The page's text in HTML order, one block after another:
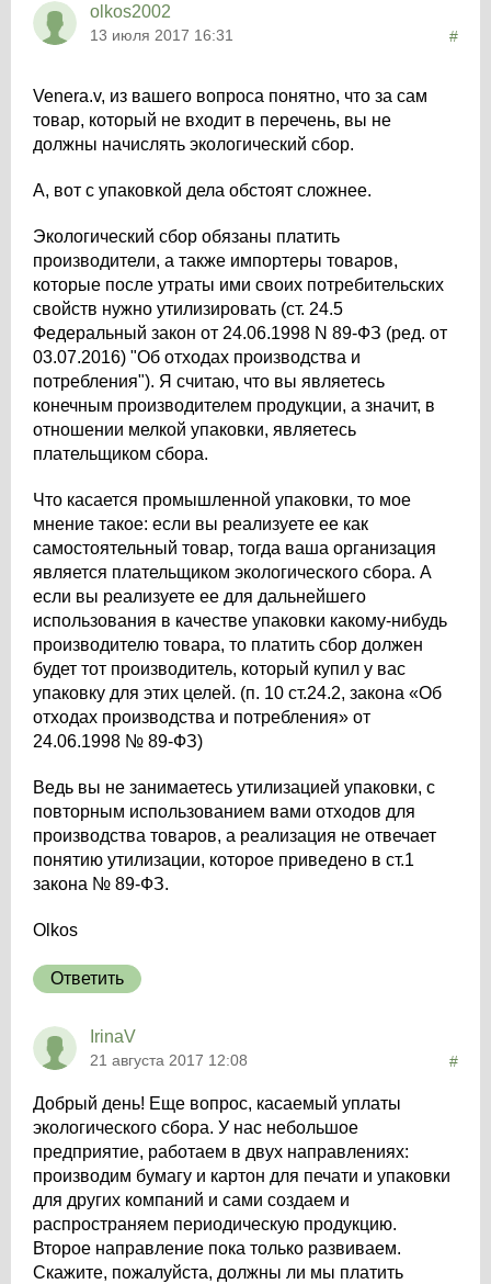
olkos2002
13 июля 2017 16:31 #
Venera.v, из вашего вопроса понятно, что за сам
товар, который не входит в перечень, вы не
должны начислять экологический сбор.
А, вот с упаковкой дела обстоят сложнее.
Экологический сбор обязаны платить
производители, а также импортеры товаров,
которые после утраты ими своих потребительских
свойств нужно утилизировать (ст. 24.5
Федеральный закон от 24.06.1998 N 89-ФЗ (ред. от
03.07.2016) "Об отходах производства и
потребления"). Я считаю, что вы являетесь
конечным производителем продукции, а значит, в
отношении мелкой упаковки, являетесь
плательщиком сбора.
Что касается промышленной упаковки, то мое
мнение такое: если вы реализуете ее как
самостоятельный товар, тогда ваша организация
является плательщиком экологического сбора. А
если вы реализуете ее для дальнейшего
использования в качестве упаковки какому-нибудь
производителю товара, то платить сбор должен
будет тот производитель, который купил у вас
упаковку для этих целей. (п. 10 ст.24.2, закона «Об
отходах производства и потребления» от
24.06.1998 № 89-ФЗ)
Ведь вы не занимаетесь утилизацией упаковки, с
повторным использованием вами отходов для
производства товаров, а реализация не отвечает
понятию утилизации, которое приведено в ст.1
закона № 89-ФЗ.
Olkos
Ответить
IrinaV
21 августа 2017 12:08 #
Добрый день! Еще вопрос, касаемый уплаты
экологического сбора. У нас небольшое
предприятие, работаем в двух направлениях:
производим бумагу и картон для печати и упаковки
для других компаний и сами создаем и
распространяем периодическую продукцию.
Второе направление пока только развиваем.
Скажите, пожалуйста, должны ли мы платить